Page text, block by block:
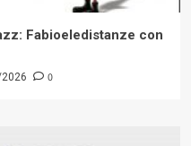
Fabioeledistanze con
0